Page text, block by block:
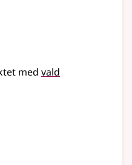
med vald